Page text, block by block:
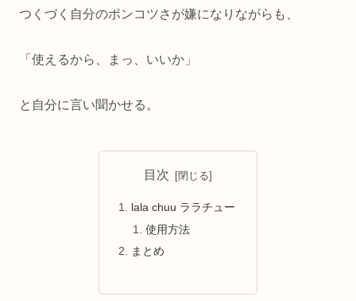
つくづく自分のポンコツさが嫌になりながらも、
「使えるから、まっ、いいか」
と自分に言い聞かせる。
目次
lala chuu ララチュー
使用方法
まとめ